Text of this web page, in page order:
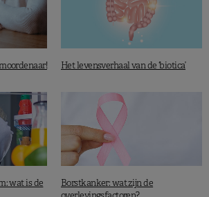
Het levensverhaal van de ‘biotica’
wat is de
Borstkanker: wat zijn de